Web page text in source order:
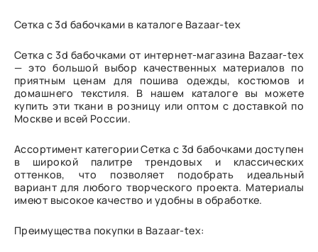
Сетка с 3d бабочками в каталоге Bazaar-tex
Сетка с 3d бабочками от интернет-магазина Bazaar-tex
— это большой выбор качественных материалов по
приятным ценам для пошива одежды, костюмов и
домашнего текстиля. В нашем каталоге вы можете
купить эти ткани в розницу или оптом с доставкой по
Москве и всей России.
Ассортимент категории Сетка с 3d бабочками доступен
в широкой палитре трендовых и классических
оттенков, что позволяет подобрать идеальный
вариант для любого творческого проекта. Материалы
имеют высокое качество и удобны в обработке.
Преимущества покупки в Bazaar-tex: